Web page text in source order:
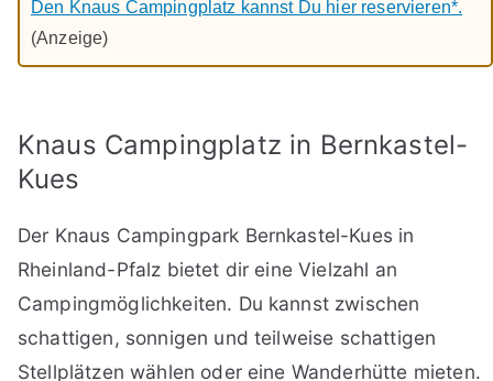
Den Knaus Campingplatz kannst Du hier reservieren*.
(Anzeige)
Knaus Campingplatz in Bernkastel-
Kues
Der Knaus Campingpark Bernkastel-Kues in
Rheinland-Pfalz bietet dir eine Vielzahl an
Campingmöglichkeiten. Du kannst zwischen
schattigen, sonnigen und teilweise schattigen
Stellplätzen wählen oder eine Wanderhütte mieten.